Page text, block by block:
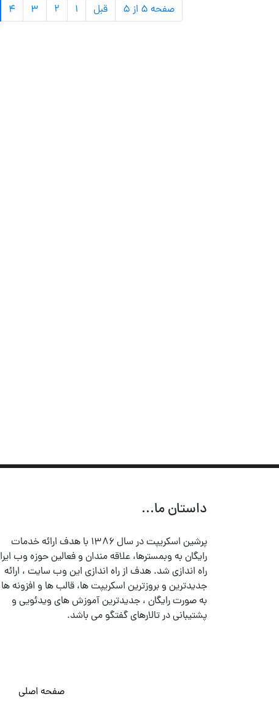
صفحه ۵ از ۵ قبل ۱ ۲ ۳ ۴
داستان ما...
پرشین اسکریپت در سال ۱۳۸۶ با هدف ارائه خدمات
رایگان به وبمسترها، علاقه مندان و فعالین حوزه وب
راه اندازی شد. هدف از راه اندازی این وب سایت ، ارائه
جدیدترین و بروزترین اسکریپت ها، قالب ها و افزونه ها
به صورت رایگان ، جدیدترین آموزش های ویدئویی و
پشتیبانی در تالارهای گفتگو می باشد.
صفحه اصلی